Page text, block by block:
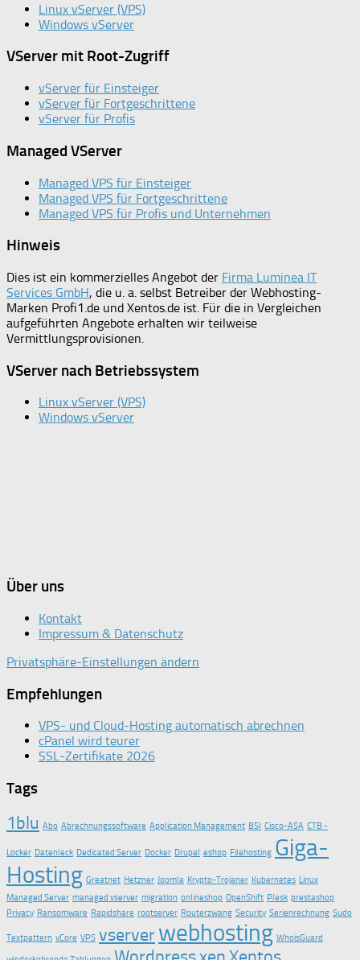
Linux vServer (VPS)
Windows vServer
VServer mit Root-Zugriff
vServer für Einsteiger
vServer für Fortgeschrittene
vServer für Profis
Managed VServer
Managed VPS für Einsteiger
Managed VPS für Fortgeschrittene
Managed VPS für Profis und Unternehmen
Hinweis
Dies ist ein kommerzielles Angebot der Firma Luminea IT
Services GmbH, die u. a. selbst Betreiber der Webhosting-
Marken Profi1.de und Xentos.de ist. Für die in Vergleichen
aufgeführten Angebote erhalten wir teilweise
Vermittlungsprovisionen.
VServer nach Betriebssystem
Linux vServer (VPS)
Windows vServer
Über uns
Kontakt
Impressum & Datenschutz
Privatsphäre-Einstellungen ändern
Empfehlungen
VPS- und Cloud-Hosting automatisch abrechnen
cPanel wird teurer
SSL-Zertifikate 2026
Tags
1blu Abo Abrechnungssoftware Application Management BSI Cisco-ASA CTB -
Locker Datenleck Dedicated Server Docker Drupal eshop Filehosting Giga-
Hosting Greatnet Hetzner Joomla Krypto-Trojaner Kubernetes Linux
Managed Server managed vserver migration onlineshop OpenShift Plesk prestashop
Privacy Ransomware Rapidshare rootserver Routerzwang Security Serienrechnung Sudo
Textpattern vCore VPS vserverwebhosting WhoisGuard